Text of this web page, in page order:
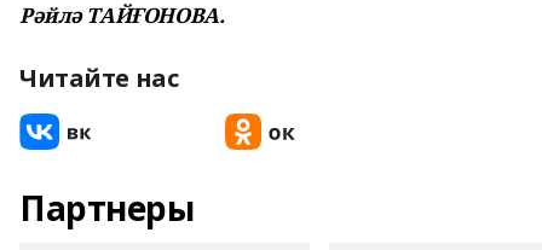
Рәйлә ТАЙҒОНОВА.
Читайте нас
Партнеры